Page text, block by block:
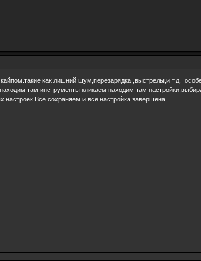
как лишний шум,перезарядка ,выстрелы,и т.д.
там инструменты кликаем находим там
настроек.Все сохраняем и все настройка завершена.